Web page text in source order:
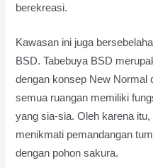
berekreasi.
Kawasan ini juga
BSD. Tabebuya BSD
dengan konsep New Normal
semua ruangan memiliki
yang sia-sia. Oleh karena
menikmati pemandangan
dengan pohon sakura.